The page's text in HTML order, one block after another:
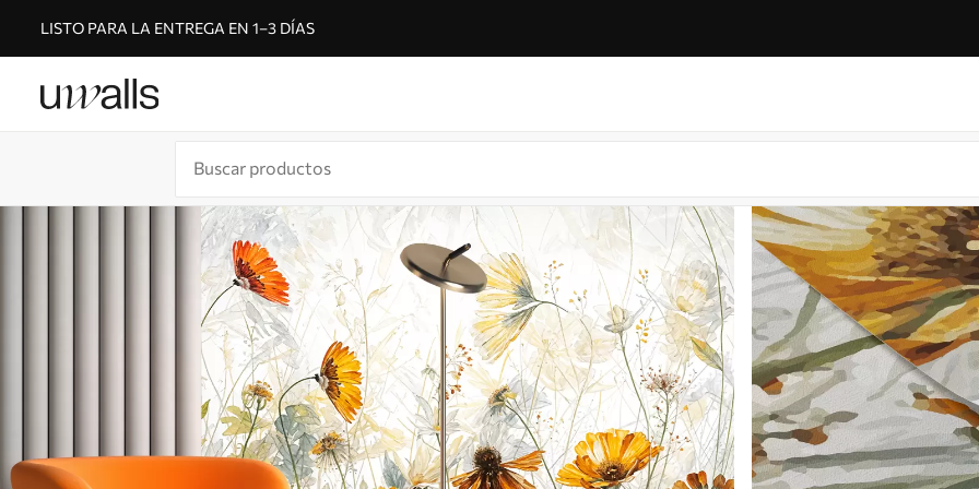
LISTO PARA LA ENTREGA EN 1–3 DÍAS